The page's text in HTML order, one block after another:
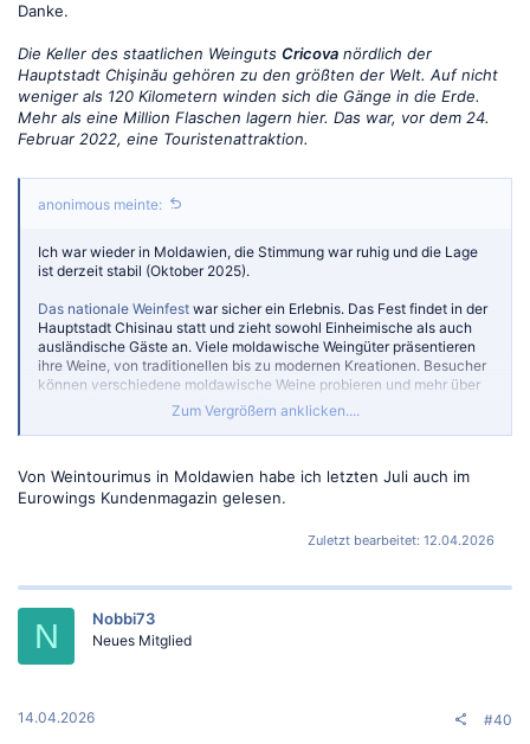
Danke.
Die Keller des staatlichen Weinguts Cricova nördlich der
Hauptstadt Chişinău gehören zu den größten der Welt. Auf nicht
weniger als 120 Kilometern winden sich die Gänge in die Erde.
Mehr als eine Million Flaschen lagern hier. Das war, vor dem 24.
Februar 2022, eine Touristenattraktion.
anonimous meinte:
Ich war wieder in Moldawien, die Stimmung war ruhig und die Lage
ist derzeit stabil (Oktober 2025).
Das nationale Weinfest war sicher ein Erlebnis. Das Fest findet in der
Hauptstadt Chisinau statt und zieht sowohl Einheimische als auch
ausländische Gäste an. Viele moldawische Weingüter präsentieren
ihre Weine, von traditionellen bis zu modernen Kreationen. Besucher
können verschiedene moldawische Weine probieren und mehr über
die Vielfalt des Landes erfahren. Es werden traditionelle
moldawische Speisen wie gegrilltes Fleisch, Pasteten und andere
lokale Spezialitäten angeboten.
Zum Vergrößern anklicken....
Von Weintourimus in Moldawien habe ich letzten Juli auch im
Eurowings Kundenmagazin gelesen.
Zuletzt bearbeitet: 12.04.2026
N Nobbi73
Neues Mitglied
14.04.2026 #40